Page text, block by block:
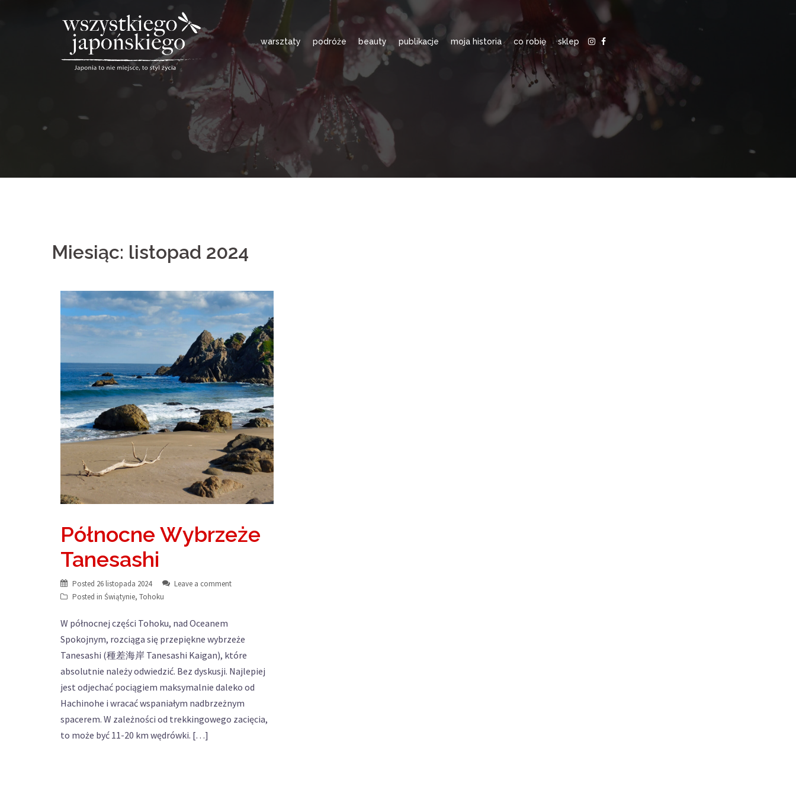
warsztaty podróże beauty publikacje moja historia co robię sklep
Miesiąc: listopad 2024
Północne Wybrzeże
Tanesashi
Posted 26 listopada 2024
Leave a comment
Posted in Świątynie, Tohoku
W północnej części Tohoku, nad Oceanem
Spokojnym, rozciąga się przepiękne wybrzeże
Tanesashi (種差海岸 Tanesashi Kaigan), które
absolutnie należy odwiedzić. Bez dyskusji. Najlepiej
jest odjechać pociągiem maksymalnie daleko od
Hachinohe i wracać wspaniałym nadbrzeżnym
spacerem. W zależności od trekkingowego zacięcia,
to może być 11-20 km wędrówki. […]